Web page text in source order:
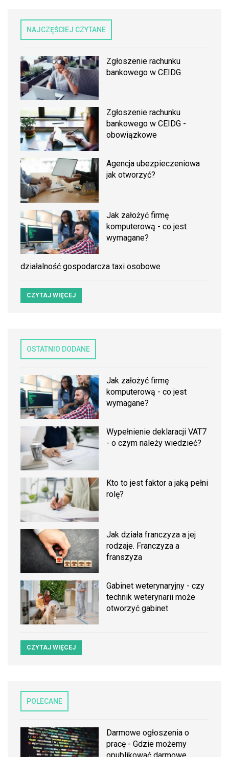
NAJCZĘŚCIEJ CZYTANE
Zgłoszenie rachunku
bankowego w CEIDG
Zgłoszenie rachunku
bankowego w CEIDG -
obowiązkowe
Agencja ubezpieczeniowa
jak otworzyć?
Jak założyć firmę
komputerową - co jest
wymagane?
działalność gospodarcza taxi osobowe
CZYTAJ WIĘCEJ
OSTATNIO DODANE
Jak założyć firmę
komputerową - co jest
wymagane?
Wypełnienie deklaracji VAT7
- o czym należy wiedzieć?
Kto to jest faktor a jaką pełni
rolę?
Jak działa franczyza a jej
rodzaje. Franczyza a
franszyza
Gabinet weterynaryjny - czy
technik weterynarii może
otworzyć gabinet
CZYTAJ WIĘCEJ
POLECANE
Darmowe ogłoszenia o
pracę - Gdzie możemy